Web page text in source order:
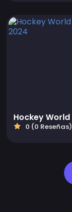
0 (0 Reseñas)